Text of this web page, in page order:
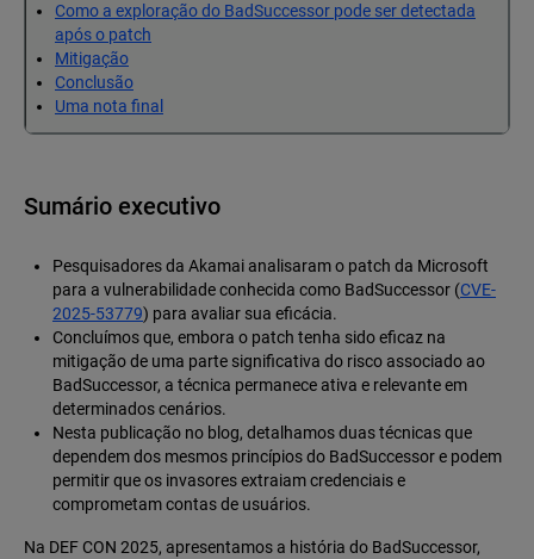
Como a exploração do BadSuccessor pode ser detectada
após o patch
Mitigação
Conclusão
Uma nota final
Sumário executivo
Pesquisadores da Akamai analisaram o patch da Microsoft
para a vulnerabilidade conhecida como BadSuccessor (CVE-
2025-53779) para avaliar sua eficácia.
Concluímos que, embora o patch tenha sido eficaz na
mitigação de uma parte significativa do risco associado ao
BadSuccessor, a técnica permanece ativa e relevante em
determinados cenários.
Nesta publicação no blog, detalhamos duas técnicas que
dependem dos mesmos princípios do BadSuccessor e podem
permitir que os invasores extraiam credenciais e
comprometam contas de usuários.
Na DEF CON 2025, apresentamos a história do BadSuccessor,